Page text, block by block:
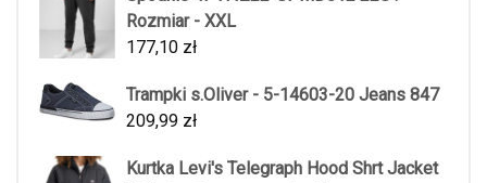
Rozmiar - XXL
177,10 zł
Trampki s.Oliver - 5-14603-20 Jeans 847
209,99 zł
Kurtka Levi's Telegraph Hood Shrt Jacket